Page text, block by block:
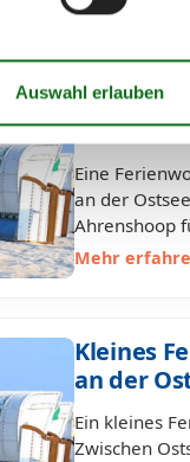
Mehr
Eine
an der
Ahrenshoop
Mehr
Kleines
an der
Ein kleines
Zwischen